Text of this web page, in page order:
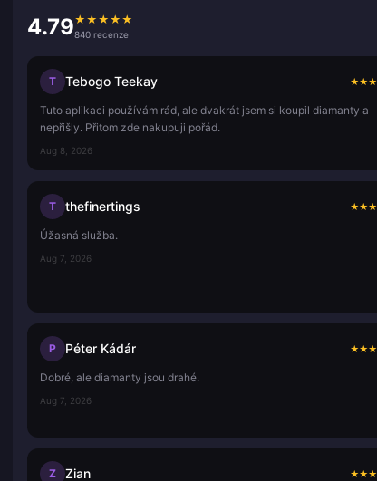
4.79★ ★ ★ ★ ★
840 recenze
T Tebogo Teekay ★★★
Tuto aplikaci používám rád, ale dvakrát jsem si koupil diamanty a
nepřišly. Přitom zde nakupuji pořád.
Aug 8, 2026
T thefinertings ★★★
Úžasná služba.
Aug 7, 2026
P Péter Kádár ★★★
Dobré, ale diamanty jsou drahé.
Aug 7, 2026
Z Zian ★★★